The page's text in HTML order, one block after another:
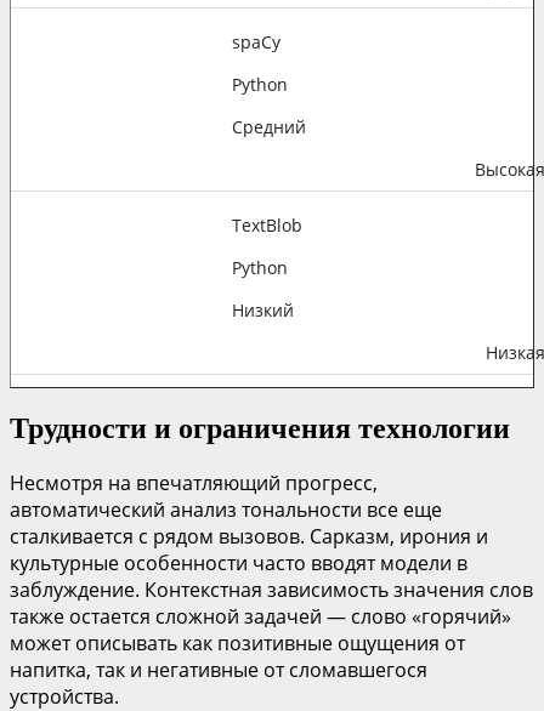
spaCy
Python
Средний
Высокая
TextBlob
Python
Низкий
Низкая
Трудности и ограничения технологии
Несмотря на впечатляющий прогресс,
автоматический анализ тональности все еще
сталкивается с рядом вызовов. Сарказм, ирония и
культурные особенности часто вводят модели в
заблуждение. Контекстная зависимость значения слов
также остается сложной задачей — слово «горячий»
может описывать как позитивные ощущения от
напитка, так и негативные от сломавшегося
устройства.